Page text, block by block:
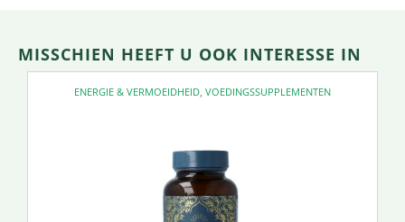
MISSCHIEN HEEFT U OOK INTERESSE IN
ENERGIE & VERMOEIDHEID VOEDINGSSUPPLEMENTEN